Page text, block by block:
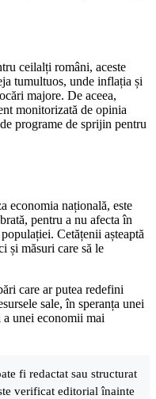
ceilalți români, aceste
tumultuos, unde inflația și
majore. De aceea,
monitorizată de opinia
programe de sprijin pentru
economia națională, este
pentru a nu afecta în
Cetățenii așteaptă
și măsuri care să le
care ar putea redefini
sale, în speranța unei
unei economii mai
fi redactat sau structurat
verificat editorial înainte